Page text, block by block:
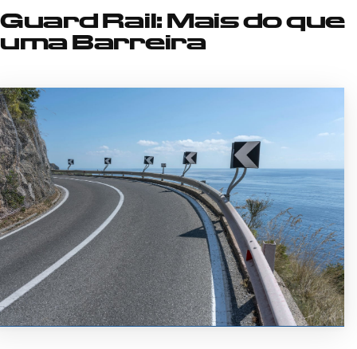
Guard Rail: Mais do que
uma Barreira